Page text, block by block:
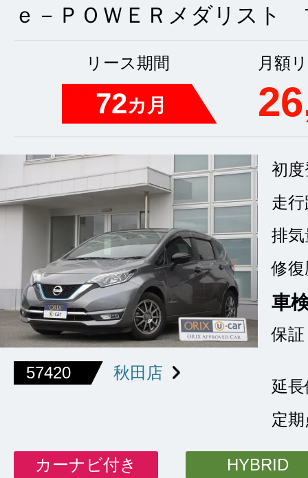
ｅ－ＰＯＷＥＲメダリスト
リース期間
72カ月
月額
57420 秋田店
初
走
排気
修復
車
保証
延
定
カーナビ付き HYBRID